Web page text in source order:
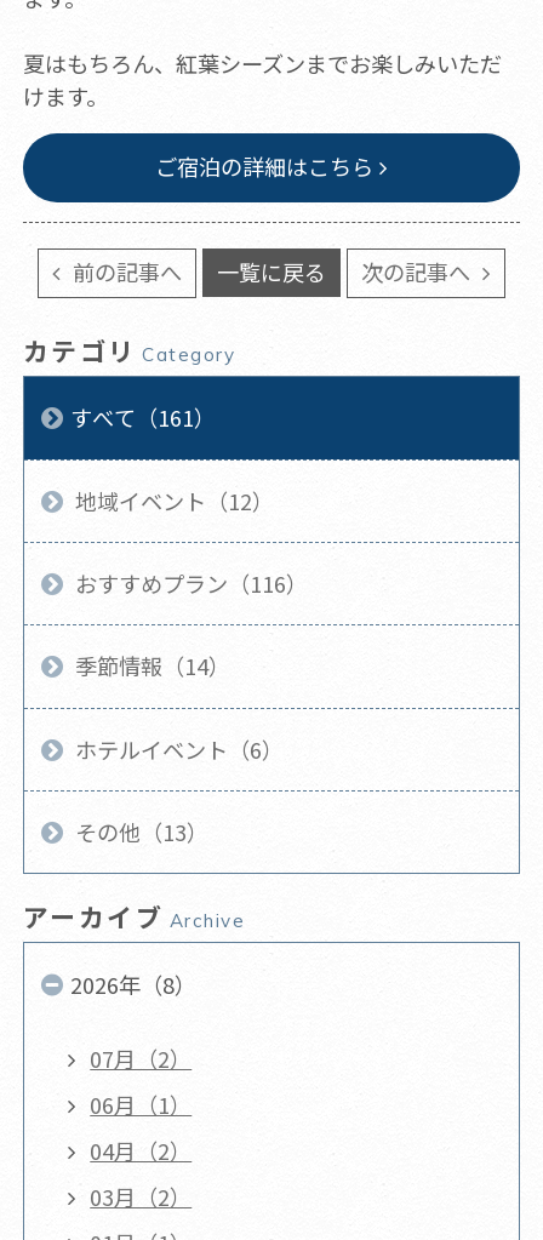
夏はもちろん、紅葉シーズンまでお楽しみいただ
けます。
ご宿泊の詳細はこちら
前の記事へ 一覧に戻る 次の記事へ
カテゴリ Category
すべて（161）
地域イベント（12）
おすすめプラン（116）
季節情報（14）
ホテルイベント（6）
その他（13）
アーカイブ Archive
2026年（8）
07月（2）
06月（1）
04月（2）
03月（2）